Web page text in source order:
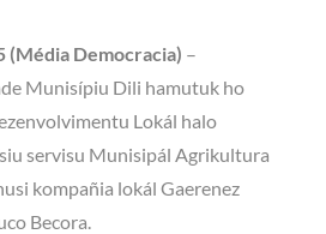
(Média Democracia) –
Munisípiu Dili hamutuk ho
Lokál halo
servisu Munisipál Agrikultura
kompañia lokál Gaerenez
Becora.